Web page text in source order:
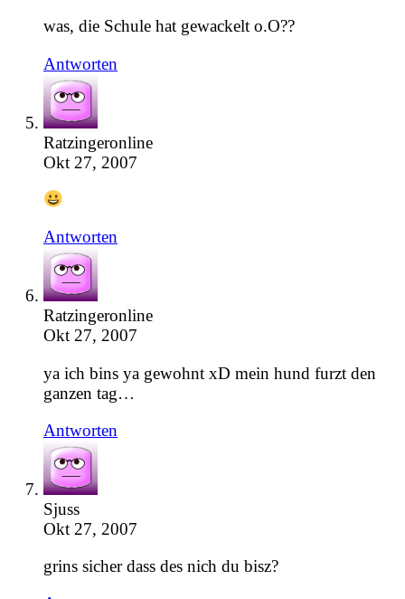
was, die Schule hat gewackelt o.O??
Antworten
Ratzingeronline
Okt 27, 2007
Antworten
Ratzingeronline
Okt 27, 2007
ya ich bins ya gewohnt xD mein hund furzt den
ganzen tag…
Antworten
Sjuss
Okt 27, 2007
grins sicher dass des nich du bisz?